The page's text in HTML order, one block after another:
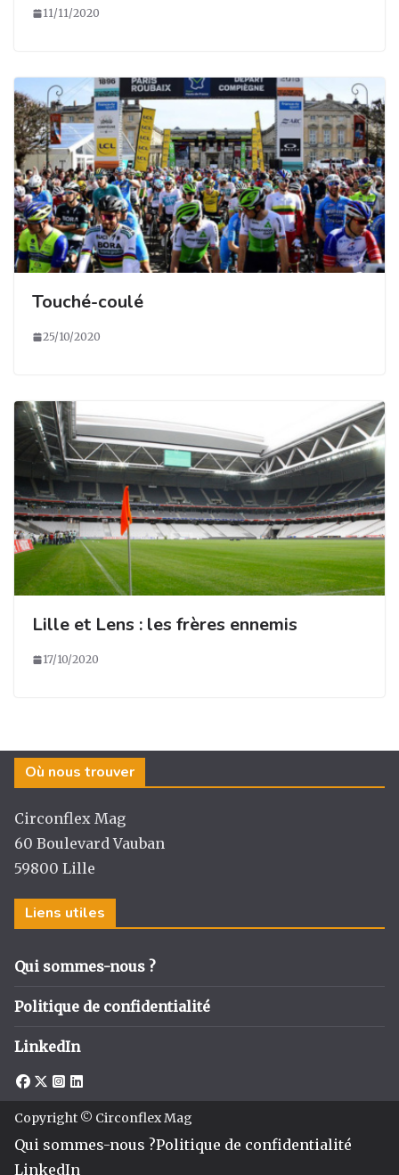
11/11/2020
Touché-coulé
25/10/2020
Lille et Lens : les frères ennemis
17/10/2020
Où nous trouver
Circonflex Mag
60 Boulevard Vauban
59800 Lille
Liens utiles
Qui sommes-nous ?
Politique de confidentialité
LinkedIn
Copyright © Circonflex Mag
Qui sommes-nous ?Politique de confidentialité
LinkedIn